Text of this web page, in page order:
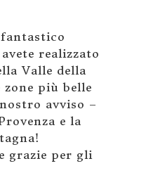
realizzato
Valle della
più belle
avviso –
e la
grazie per gli